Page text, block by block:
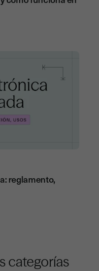
reglamento,
categorías